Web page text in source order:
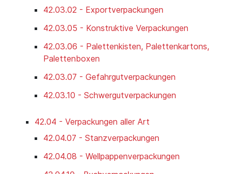
42.03.02 - Exportverpackungen
42.03.05 - Konstruktive Verpackungen
42.03.06 - Palettenkisten, Palettenkartons,
Palettenboxen
42.03.07 - Gefahrgutverpackungen
42.03.10 - Schwergutverpackungen
42.04 - Verpackungen aller Art
42.04.07 - Stanzverpackungen
42.04.08 - Wellpappenverpackungen